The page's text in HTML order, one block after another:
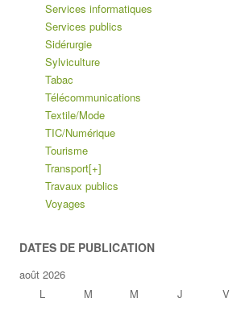
Services informatiques
Services publics
Sidérurgie
Sylviculture
Tabac
Télécommunications
Textile/Mode
TIC/Numérique
Tourisme
Transport[+]
Travaux publics
Voyages
DATES DE PUBLICATION
août 2026
L
M M J V